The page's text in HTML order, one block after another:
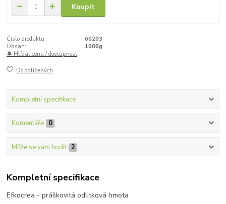
Koupit
Číslo produktu:
60203
Obsah:
1000g
🔔 Hlídat cenu / dostupnost
Do oblíbených
Kompletní specifikace
Komentáře 0
Může se vám hodit 2
Kompletní specifikace
Efkocrea - práškovitá odlitková hmota